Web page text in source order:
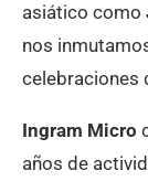
asiático como
nos
celebraciones
Ingram Micro
años de